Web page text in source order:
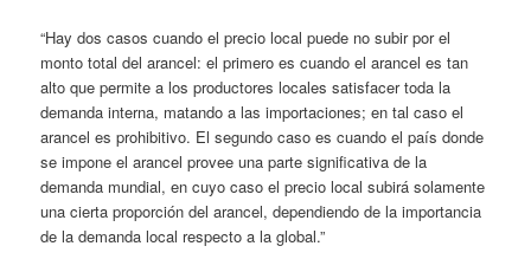
“Hay dos casos cuando el precio local puede no subir por el
monto total del arancel: el primero es cuando el arancel es tan
alto que permite a los productores locales satisfacer toda la
demanda interna, matando a las importaciones; en tal caso el
arancel es prohibitivo. El segundo caso es cuando el país donde
se impone el arancel provee una parte significativa de la
demanda mundial, en cuyo caso el precio local subirá solamente
una cierta proporción del arancel, dependiendo de la importancia
de la demanda local respecto a la global.”